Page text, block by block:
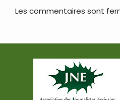
Les commentaires sont